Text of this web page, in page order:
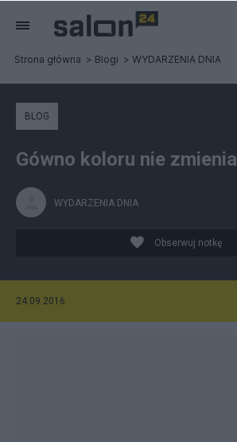
Strona główna Blogi WYDARZENIA DNIA
BLOG
Gówno koloru nie zmienia
WYDARZENIA DNIA
Obserwuj notkę
24.09.2016